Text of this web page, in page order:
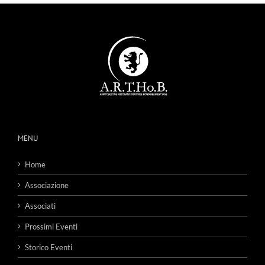
MENU
Home
Associazione
Associati
Prossimi Eventi
Storico Eventi